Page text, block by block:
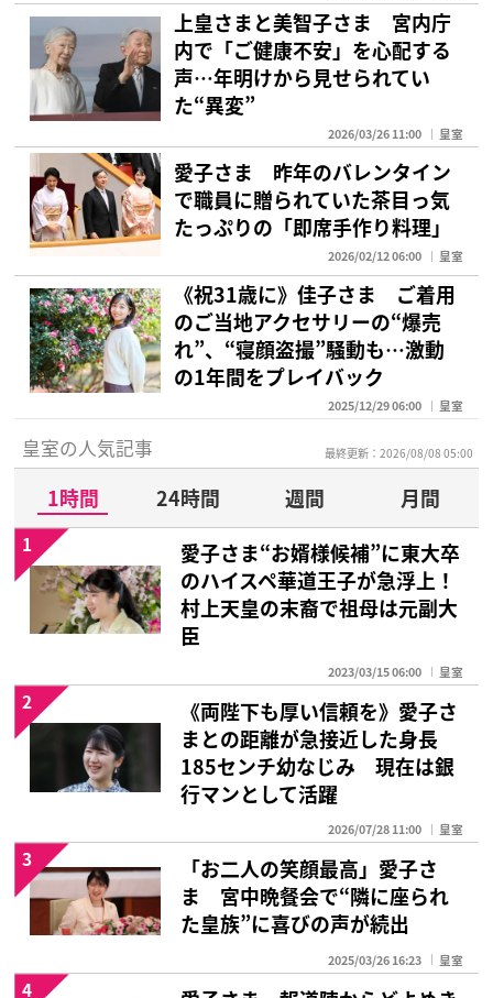
上皇さまと美智子さま 宮内庁
内で「ご健康不安」を心配する
声…年明けから見せられてい
た“異変”
2026/03/26 11:00 皇室
愛子さま 昨年のバレンタイン
で職員に贈られていた茶目っ気
たっぷりの「即席手作り料理」
2026/02/12 06:00 皇室
《祝31歳に》佳子さま ご着用
のご当地アクセサリーの“爆売
れ”、“寝顔盗撮”騒動も…激動
の1年間をプレイバック
2025/12/29 06:00 皇室
皇室の人気記事 最終更新：2026/08/08 05:00
1時間 24時間 週間
月間
愛子さま“お婿様候補”に東大卒
のハイスペ華道王子が急浮上！
村上天皇の末裔で祖母は元副大
臣
2023/03/15 06:00 皇室
1
《両陛下も厚い信頼を》愛子さ
まとの距離が急接近した身長
185センチ幼なじみ 現在は銀
行マンとして活躍
2026/07/28 11:00 皇室
2
「お二人の笑顔最高」愛子さ
ま 宮中晩餐会で“隣に座られ
た皇族”に喜びの声が続出
2025/03/26 16:23 皇室
3
4